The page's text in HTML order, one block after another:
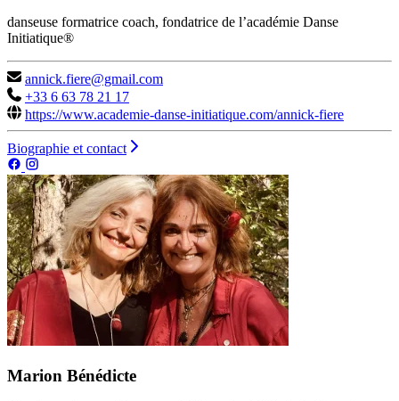
danseuse formatrice coach, fondatrice de l’académie Danse
Initiatique®
annick.fiere@gmail.com
+33 6 63 78 21 17
https://www.academie-danse-initiatique.com/annick-fiere
Biographie et contact
Marion Bénédicte